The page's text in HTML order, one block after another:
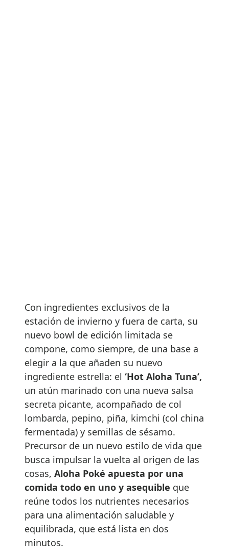
Con ingredientes exclusivos de la
estación de invierno y fuera de carta, su
nuevo bowl de edición limitada se
compone, como siempre, de una base a
elegir a la que añaden su nuevo
ingrediente estrella: el ‘Hot Aloha Tuna’,
un atún marinado con una nueva salsa
secreta picante, acompañado de col
lombarda, pepino, piña, kimchi (col china
fermentada) y semillas de sésamo.
Precursor de un nuevo estilo de vida que
busca impulsar la vuelta al origen de las
cosas, Aloha Poké apuesta por una
comida todo en uno y asequible que
reúne todos los nutrientes necesarios
para una alimentación saludable y
equilibrada, que está lista en dos
minutos.